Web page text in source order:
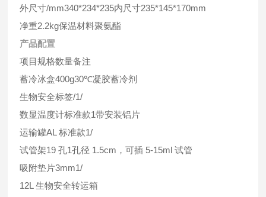
外尺寸/mm340*234*235内尺寸235*145*170mm
净重2.2kg保温材料聚氨酯
产品配置
项目规格数量备注
蓄冷冰盒400g30℃凝胶蓄冷剂
生物安全标签/1/
数显温度计标准款1带安装铝片
运输罐AL 标准款1/
试管架19 孔1孔径 1.5cm，可插 5-15ml 试管
吸附垫片3mm1/
12L 生物安全转运箱